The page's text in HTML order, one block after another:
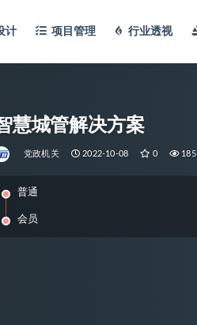
计 项目管理 行业透视
慧城管解决方案
党政机关 2022-10-08 0 185
普通
会员